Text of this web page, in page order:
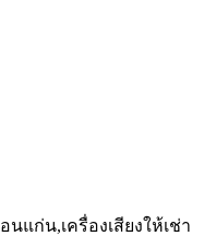
นแก่น,เครื่องเสียงให้เช่า